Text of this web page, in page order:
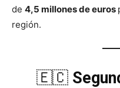
de 4,5 millones de euros
región.
🇪🇨